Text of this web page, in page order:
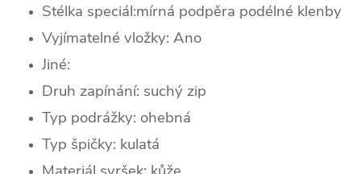
Stélka speciál:mírná podpěra podélné klenby
Vyjímatelné vložky: Ano
Jiné:
Druh zapínání: suchý zip
Typ podrážky: ohebná
Typ špičky: kulatá